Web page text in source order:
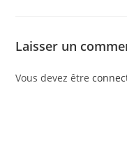
Laisser un
Vous devez être